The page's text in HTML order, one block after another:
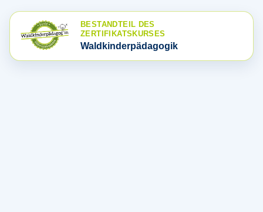
BESTANDTEIL DES
ZERTIFIKATSKURSES
Waldkinderpädagogik